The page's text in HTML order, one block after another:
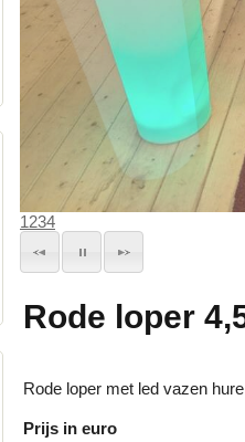
1234
Rode loper
Rode loper met led vazen
Prijs in euro